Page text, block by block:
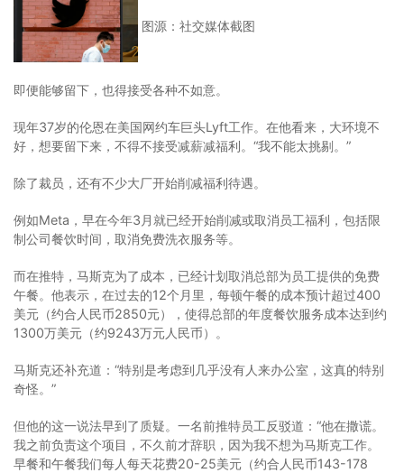
图源：社交媒体截图
即便能够留下，也得接受各种不如意。
现年37岁的伦恩在美国网约车巨头Lyft工作。在他看来，大环境不
好，想要留下来，不得不接受减薪减福利。“我不能太挑剔。”
除了裁员，还有不少大厂开始削减福利待遇。
例如Meta，早在今年3月就已经开始削减或取消员工福利，包括限
制公司餐饮时间，取消免费洗衣服务等。
而在推特，马斯克为了成本，已经计划取消总部为员工提供的免费
午餐。他表示，在过去的12个月里，每顿午餐的成本预计超过400
美元（约合人民币2850元），使得总部的年度餐饮服务成本达到约
1300万美元（约9243万元人民币）。
马斯克还补充道：“特别是考虑到几乎没有人来办公室，这真的特别
奇怪。”
但他的这一说法早到了质疑。一名前推特员工反驳道：“他在撒谎。
我之前负责这个项目，不久前才辞职，因为我不想为马斯克工作。
早餐和午餐我们每人每天花费20-25美元（约合人民币143-178